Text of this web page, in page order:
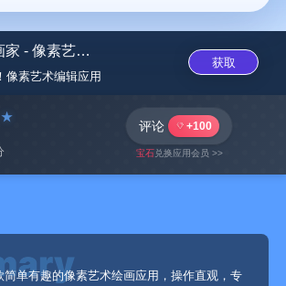
八位元画家 - 像素艺术编辑A...
像素艺术编辑应‪用‬
获取
评论 +100
宝石兑换应用会员 >>
简单有趣的像素艺术绘画应用，操作直观，专